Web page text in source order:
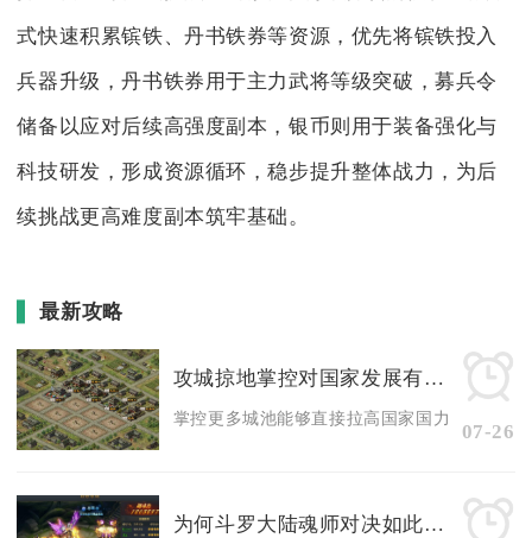
式快速积累镔铁、丹书铁券等资源，优先将镔铁投入
兵器升级，丹书铁券用于主力武将等级突破，募兵令
储备以应对后续高强度副本，银币则用于装备强化与
科技研发，形成资源循环，稳步提升整体战力，为后
续挑战更高难度副本筑牢基础。
最新攻略
攻城掠地掌控对国家发展有何贡献
掌控更多城池能够直接拉高国家国力等级、解
07-26
为何斗罗大陆魂师对决如此难以应对